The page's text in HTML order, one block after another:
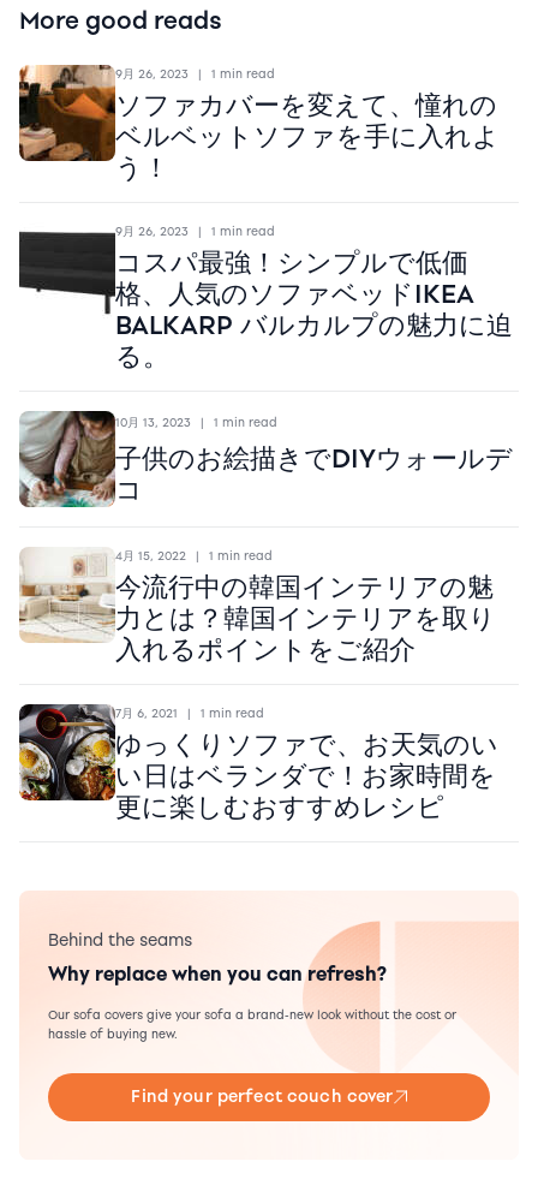
More good reads
9月 26, 2023 | 1 min read
ソファカバーを変えて、憧れの
ベルベットソファを手に入れよ
う！
9月 26, 2023 | 1 min read
コスパ最強！シンプルで低価
格、人気のソファベッドIKEA
BALKARP バルカルプの魅力に迫
る。
10月 13, 2023 | 1 min read
子供のお絵描きでDIYウォールデ
コ
4月 15, 2022 | 1 min read
今流行中の韓国インテリアの魅
力とは？韓国インテリアを取り
入れるポイントをご紹介
7月 6, 2021 | 1 min read
ゆっくりソファで、お天気のい
い日はベランダで！お家時間を
更に楽しむおすすめレシピ
Behind the seams
Why replace when you can refresh?
Our sofa covers give your sofa a brand-new look without the cost or
hassle of buying new.
Find your perfect couch cover